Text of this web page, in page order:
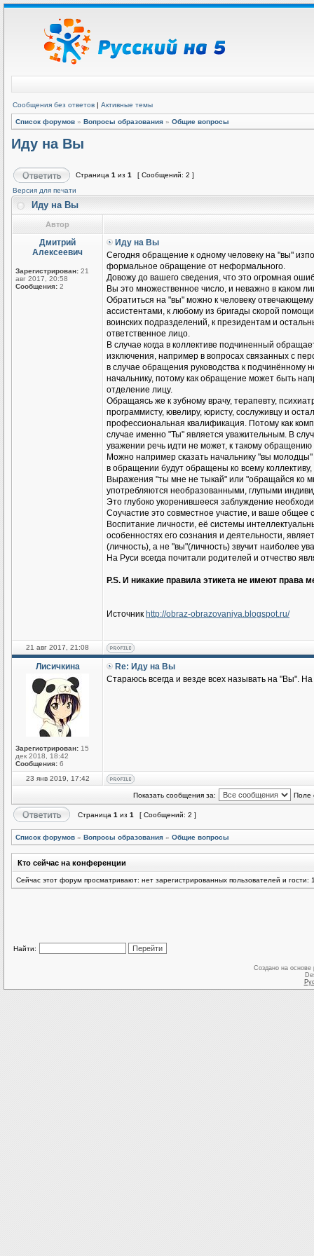
Сообщения без ответов | Активные темы
Список форумов » Вопросы образования » Общие вопросы
Иду на Вы
Страница 1 из 1
[ Сообщений: 2 ]
Версия для печати
Иду на Вы
Автор
Дмитрий
Алексеевич
Зарегистрирован: 21
авг 2017, 20:58
Сообщения: 2
Иду на Вы
Сегодня обращение к одному человеку на "вы"
формальное обращение от неформального.
Довожу до вашего сведения, что это огромная
Вы это множественное число, и неважно в каком
Обратиться на "вы" можно к человеку
ассистентами, к любому из бригады скорой
воинских подразделений, к президентам и
ответственное лицо.
В случае когда в коллективе подчиненный
изключения, например в вопросах связанных с
в случае обращения руководства к подчинённому
начальнику, потому как обращение может быть
отделение лицу.
Обращаясь же к зубному врачу, терапевту,
программисту, ювелиру, юристу, сослуживцу и
профессиональная квалификация. Потому как
случае именно "Ты" является уважительным. В
уважении речь идти не может, к такому
Можно например сказать начальнику "вы
в обращении будут обращены ко всему
Выражения "ты мне не тыкай" или "обращайся ко
употребляются необразованными, глупыми
Это глубоко укоренившееся заблуждение
Соучастие это совместное участие, и ваше общее
Воспитание личности, её системы
особенностях его сознания и деятельности,
(личность), а не "вы"(личность) звучит наиболее
На Руси всегда почитали родителей и отчество
P.S. И никакие правила этикета не имеют права
Источник http://obraz-obrazovaniya.blogspot.ru/
21 авг 2017, 21:08
Лисичкина
Зарегистрирован: 15
дек 2018, 18:42
Сообщения: 6
Re: Иду на Вы
Стараюсь всегда и везде всех называть на "Вы".
23 янв 2019, 17:42
Показать сообщения за: Поле
Страница 1 из 1 [ Сообщений: 2 ]
Список форумов » Вопросы образования » Общие вопросы
Кто сейчас на конференции
Сейчас этот форум просматривают: нет зарегистрированных пользователей и гости:
Найти:
Создано на основе